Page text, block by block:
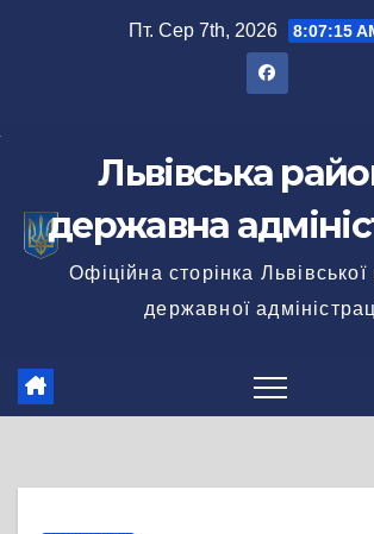
Пт. Сер 7th, 2026 8:07:15
Львівська
державна
Офіційна сторінка
державної